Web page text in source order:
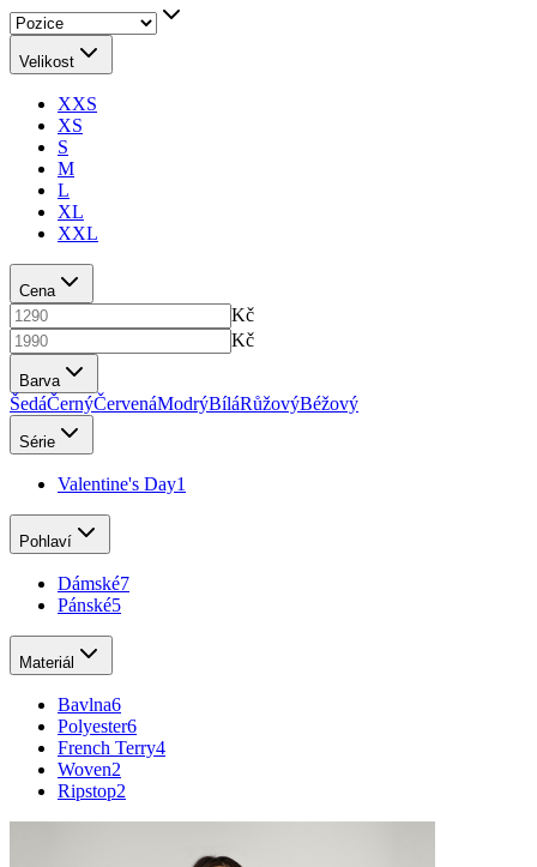
Velikost
XXS
XS
S
M
L
XL
XXL
Cena
Kč
Kč
Barva
ŠedáČernýČervenáModrýBíláRůžovýBéžový
Série
Valentine's Day1
Pohlaví
Dámské7
Pánské5
Materiál
Bavlna6
Polyester6
French Terry4
Woven2
Ripstop2